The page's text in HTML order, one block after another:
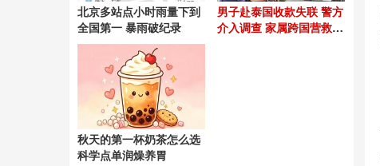
北京多站点小时雨量下到
全国第一 暴雨破纪录
男子赴泰国收款失联 警方
介入调查 家属跨国营救54
秋天的第一杯奶茶怎么选
科学点单润燥养胃